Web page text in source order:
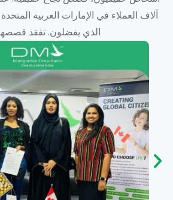
آلاف العملاء في الإمارات العربية
الذي يفضلون. تفقد